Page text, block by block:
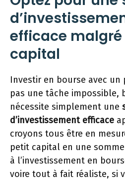
efficace
capital
Investir en bourse avec un
pas une tâche impossible,
nécessite simplement une
d’investissement efficace
croyons tous être en
petit capital en une
à l’investissement en
voire tout à fait réaliste, si